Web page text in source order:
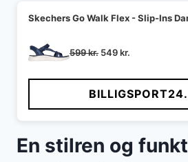
Skechers Go Walk Flex - Slip-Ins
599kr. Den
pris
var:
599 kr..
549kr.
pris
er:
549 kr..
En stilren og